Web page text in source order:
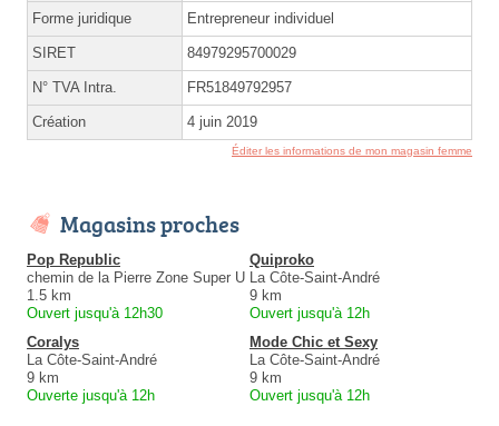
Forme juridique Entrepreneur individuel
SIRET 84979295700029
N° TVA Intra. FR51849792957
Création 4 juin 2019
Éditer les informations de mon magasin femme
Magasins proches
Pop Republic
chemin de la Pierre Zone Super U
1.5 km
Ouvert jusqu'à 12h30
Quiproko
La Côte-Saint-André
9 km
Ouvert jusqu'à 12h
Coralys
La Côte-Saint-André
9 km
Ouverte jusqu'à 12h
Mode Chic et Sexy
La Côte-Saint-André
9 km
Ouvert jusqu'à 12h